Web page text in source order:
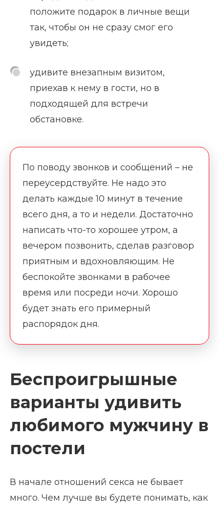
положите подарок в личные вещи
так, чтобы он не сразу смог его
увидеть;
удивите внезапным визитом,
приехав к нему в гости, но в
подходящей для встречи
обстановке.
По поводу звонков и сообщений – не
переусердствуйте. Не надо это
делать каждые 10 минут в течение
всего дня, а то и недели. Достаточно
написать что-то хорошее утром, а
вечером позвонить, сделав разговор
приятным и вдохновляющим. Не
беспокойте звонками в рабочее
время или посреди ночи. Хорошо
будет знать его примерный
распорядок дня.
Беспроигрышные
варианты удивить
любимого мужчину в
постели
В начале отношений секса не бывает
много. Чем лучше вы будете понимать, как